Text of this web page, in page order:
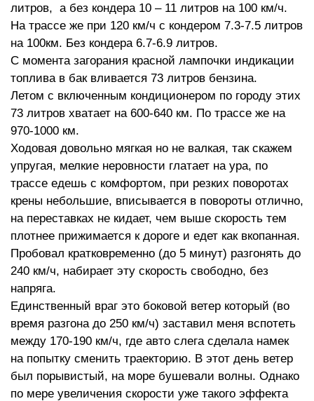
литров, а без кондера 10 – 11 литров на 100 км/ч.
На трассе же при 120 км/ч с кондером 7.3-7.5 литров
на 100км. Без кондера 6.7-6.9 литров.
С момента загорания красной лампочки индикации
топлива в бак вливается 73 литров бензина.
Летом с включенным кондиционером по городу этих
73 литров хватает на 600-640 км. По трассе же на
970-1000 км.
Ходовая довольно мягкая но не валкая, так скажем
упругая, мелкие неровности глатает на ура, по
трассе едешь с комфортом, при резких поворотах
крены небольшие, вписывается в повороты отлично,
на переставках не кидает, чем выше скорость тем
плотнее прижимается к дороге и едет как вкопанная.
Пробовал кратковременно (до 5 минут) разгонять до
240 км/ч, набирает эту скорость свободно, без
напряга.
Единственный враг это боковой ветер который (во
время разгона до 250 км/ч) заставил меня вспотеть
между 170-190 км/ч, где авто слега сделала намек
на попытку сменить траекторию. В этот день ветер
был порывистый, на море бушевали волны. Однако
по мере увеличения скорости уже такого эффекта